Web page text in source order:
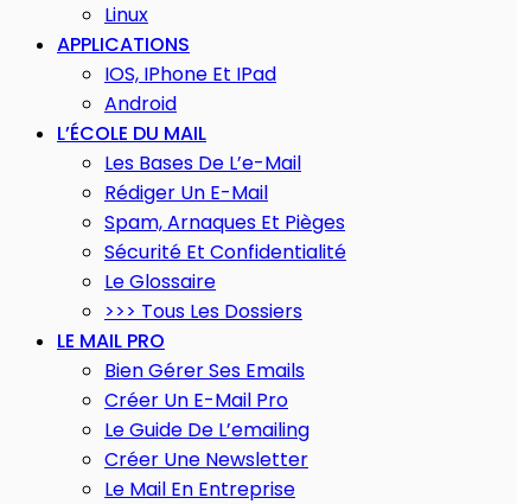
Linux
APPLICATIONS
IOS, IPhone Et IPad
Android
L’ÉCOLE DU MAIL
Les Bases De L’e-Mail
Rédiger Un E-Mail
Spam, Arnaques Et Pièges
Sécurité Et Confidentialité
Le Glossaire
>>> Tous Les Dossiers
LE MAIL PRO
Bien Gérer Ses Emails
Créer Un E-Mail Pro
Le Guide De L’emailing
Créer Une Newsletter
Le Mail En Entreprise